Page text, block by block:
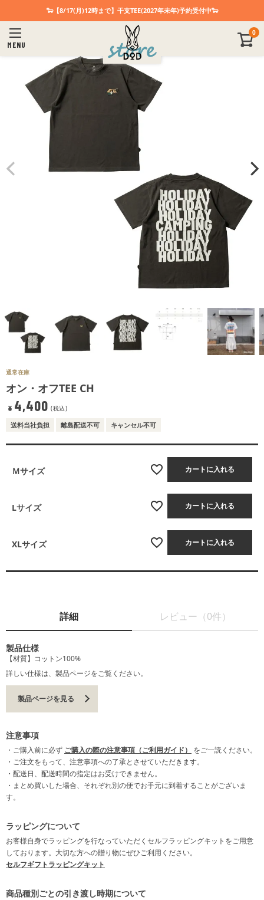
🐑【8/17(月)12時まで】干支TEE(2027年未年)予約受付中🐑
MENU
0
通常在庫
オン・オフTEE CH
¥ 4,400 税込
送料当社負担 離島配送不可 キャンセル不可
Ｍサイズ カートに入れる
Lサイズ カートに入れる
XLサイズ カートに入れる
詳細 レビュー（0件）
製品仕様
【材質】コットン100%
詳しい仕様は、製品ページをご覧ください。
製品ページを見る
注意事項
・ご購入前に必ず ご購入の際の注意事項（ご利用ガイド）
をご一読ください。
・ご注文をもって、注意事項への了承とさせていただきます。
・配送日、配送時間の指定はお受けできません。
・まとめ買いした場合、それぞれ別の便でお手元に到着することがございま
す。
ラッピングについて
お客様自身でラッピングを行なっていただくセルフラッピングキットをご用意
しております。大切な方への贈り物にぜひご利用ください。
セルフギフトラッピングキット
商品種別ごとの引き渡し時期について